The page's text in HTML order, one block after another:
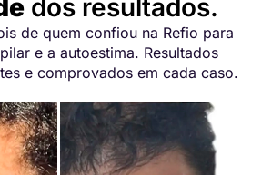
dos resultados.
de quem confiou na Refio para
e a autoestima. Resultados
e comprovados em cada caso.